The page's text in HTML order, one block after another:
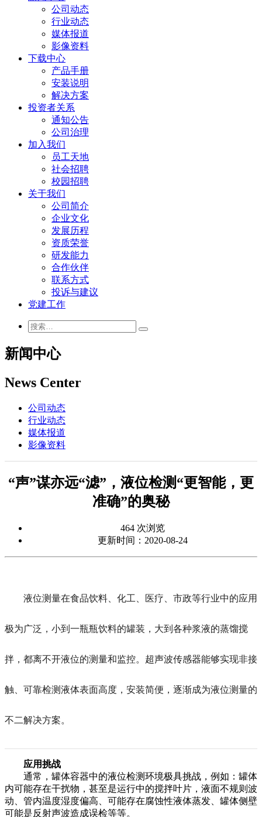
公司动态
行业动态
媒体报道
影像资料
下载中心
产品手册
安装说明
解决方案
投资者关系
通知公告
公司治理
加入我们
员工天地
社会招聘
校园招聘
关于我们
公司简介
企业文化
发展历程
资质荣誉
研发能力
合作伙伴
联系方式
投诉与建议
党建工作
新闻中心
News Center
公司动态
行业动态
媒体报道
影像资料
“声”谋亦远“滤”，液位检测“更智能，更
准确”的奥秘
464 次浏览
更新时间：2020-08-24
液位测量在食品饮料、化工、医疗、市政等行业中的应用
极为广泛，小到一瓶瓶饮料的罐装，大到各种浆液的蒸馏搅
拌，都离不开液位的测量和监控。 超声波传感器能够实现非接
触、可靠检测液体表面高度，安装简便，逐渐成为液位测量的
不二解决方案。
应用挑战
通常，罐体容器中的液位检测环境极具挑战，例如：罐体
内可能存在干扰物，甚至是运行中的搅拌叶片，液面不规则波
动、管内温度湿度偏高、可能存在腐蚀性液体蒸发、罐体侧壁
可能是反射声波造成误检等等。